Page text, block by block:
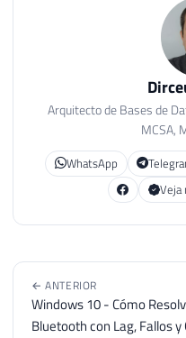
Arquitecto de Bases de
MCSA,
WhatsApp
Veja
← ANTERIOR
Windows 10 - Cómo
Bluetooth con Lag, Fallos